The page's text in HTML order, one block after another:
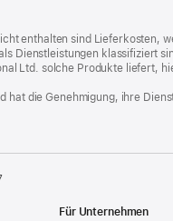
enthalten sind Lieferkosten,
Dienstleistungen klassifiziert
Ltd. solche Produkte liefert,
die Genehmigung, ihre
Für Unternehmen